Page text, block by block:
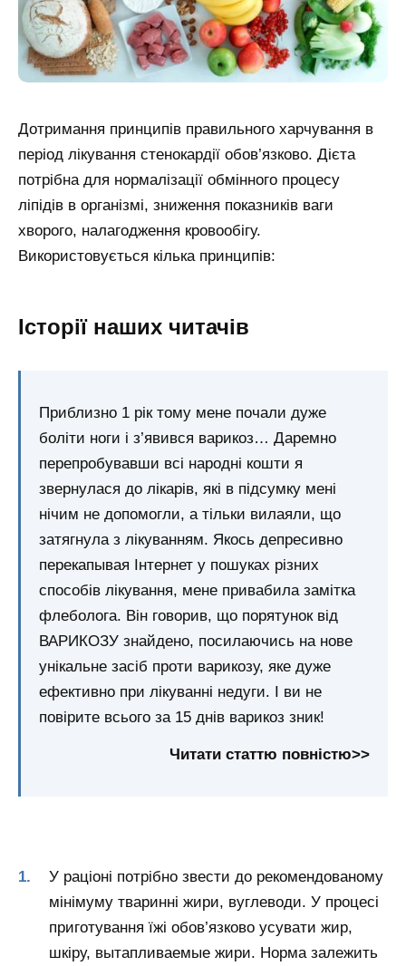
Дотримання принципів правильного харчування в
період лікування стенокардії обов’язково. Дієта
потрібна для нормалізації обмінного процесу
ліпідів в організмі, зниження показників ваги
хворого, налагодження кровообігу.
Використовується кілька принципів:
Історії наших читачів
Приблизно 1 рік тому мене почали дуже
боліти ноги і з’явився варикоз… Даремно
перепробувавши всі народні кошти я
звернулася до лікарів, які в підсумку мені
нічим не допомогли, а тільки вилаяли, що
затягнула з лікуванням. Якось депресивно
перекапывая Інтернет у пошуках різних
способів лікування, мене привабила замітка
флеболога. Він говорив, що порятунок від
ВАРИКОЗУ знайдено, посилаючись на нове
унікальне засіб проти варикозу, яке дуже
ефективно при лікуванні недуги. І ви не
повірите всього за 15 днів варикоз зник!
Читати статтю повністю>>
У раціоні потрібно звести до рекомендованому
мінімуму тваринні жири, вуглеводи. У процесі
приготування їжі обов’язково усувати жир,
шкіру, вытапливаемые жири. Норма залежить